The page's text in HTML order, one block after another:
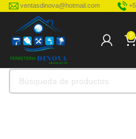
ventasdinova@hotmail.com
0